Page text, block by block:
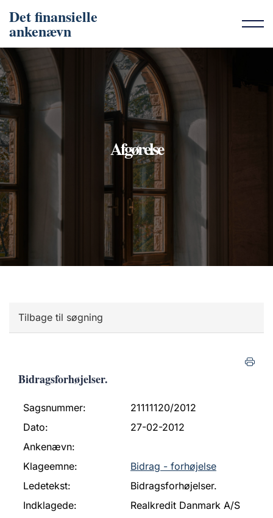
Det finansielle
ankenævn
Afgørelse
Tilbage til søgning
Bidragsforhøjelser.
Sagsnummer:
21111120/2012
Dato:
27-02-2012
Ankenævn:
Klageemne:
Bidrag - forhøjelse
Ledetekst:
Bidragsforhøjelser.
Indklagede:
Realkredit Danmark A/S